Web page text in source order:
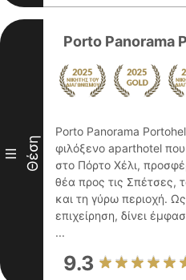
III Θέση
Porto Panorama
Porto Panorama
φιλόξενο aparthotel
στο Πόρτο Χέλι,
θέα προς τις Σπέτσες,
και τη γύρω περιοχή.
επιχείρηση, δίνει
...
9.3